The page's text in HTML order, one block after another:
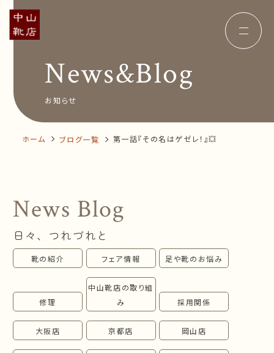
Concept コンセプト
Insole オーダー中敷き
News&Blog
Company 会社概要
オンラインショップ
お問い合わせ
News&Blog
お知らせ
ホーム ブログ一覧 第一話『その名はゲゼレ！』💥
News Blog
日々、つれづれと
靴の紹介 フェア情報 足や靴のお悩み
修理
中山靴店の取り組
み
採用関係
大阪店 京都店 岡山店